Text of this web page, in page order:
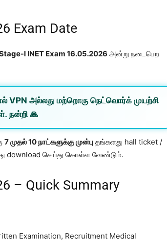
Exam Date
I INET Exam 16.05.2026 அன்று நடைபெற
VPN அல்லது மற்றொரு நெட்வொர்க் முயற்சி
நன்றி 🙏
7 முதல் 10 நாட்களுக்கு முன்பு தங்களது hall ticket /
download செய்து கொள்ள வேண்டும்.
– Quick Summary
Examination, Recruitment Medical